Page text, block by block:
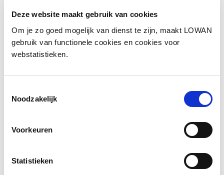
Deze website maakt gebruik van cookies
Om je zo goed mogelijk van dienst te zijn, maakt LOWAN
gebruik van functionele cookies en cookies voor
webstatistieken.
Noodzakelijk
Voorkeuren
Statistieken
Meer info